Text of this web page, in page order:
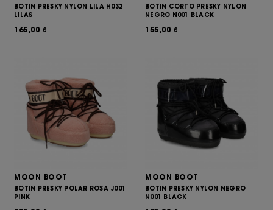
BOTIN PRESKY NYLON LILA H032
LILAS
165,00 €
BOTIN CORTO PRESKY NYLON
NEGRO N001 BLACK
155,00 €
MOON BOOT
BOTIN PRESKY POLAR ROSA J001
PINK
MOON BOOT
BOTIN PRESKY NYLON NEGRO
N001 BLACK